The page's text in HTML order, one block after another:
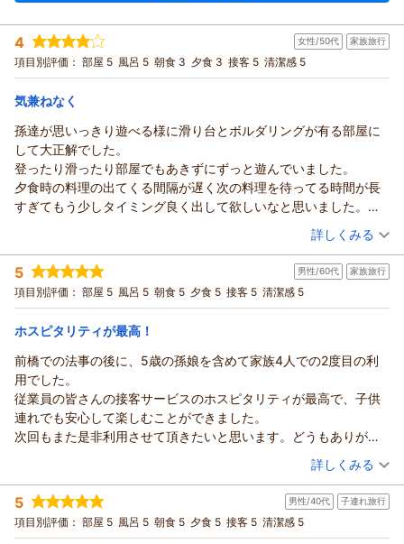
4 女性/50代 家族旅行
項目別評価： 部屋 5 風呂 5 朝食 3 夕食 3 接客 5 清潔感 5
気兼ねなく
孫達が思いっきり遊べる様に滑り台とボルダリングが有る部屋に
して大正解でした。
登ったり滑ったり部屋でもあきずにずっと遊んでいました。
夕食時の料理の出てくる間隔が遅く次の料理を待ってる時間が長
すぎてもう少しタイミング良く出して欲しいなと思いました。
（投稿日：2026/08/02）
宿泊時期： 2026年07月宿泊 (家族旅行)
投稿者： のすっこさん
宿泊プラン： 【2026年3月OPEN記念プラン】秘密基地に宿泊！滑り台やロ
フトベッドがついたアドベンチャールーム
その他 朝・夕
宿泊価格帯： 21,001～22,000円(大人一人あたり/税込)
詳しくみる
5 男性/60代 家族旅行
項目別評価： 部屋 5 風呂 5 朝食 5 夕食 5 接客 5 清潔感 5
ホスピタリティが最高！
前橋での法事の後に、5歳の孫娘を含めて家族4人での2度目の利
用でした。
従業員の皆さんの接客サービスのホスピタリティが最高で、子供
連れでも安心して楽しむことができました。
次回もまた是非利用させて頂きたいと思います。どうもありがと
（投稿日：2026/07/31）
宿泊時期： 2026年07月宿泊 (家族旅行)
投稿者： ししょーさん
宿泊プラン： 【泊まって良かった宿大賞受賞☆記念プラン】スタンダード会
席が料金そのまま＜グレードアップ会席＞に！
和室 朝・夕
詳しくみる
5 男性/40代 子連れ旅行
項目別評価： 部屋 5 風呂 5 朝食 5 夕食 5 接客 5 清潔感 5